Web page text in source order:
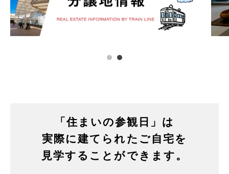
「住まいの参観日」は
実際に建てられたご自宅を
見学することができます。